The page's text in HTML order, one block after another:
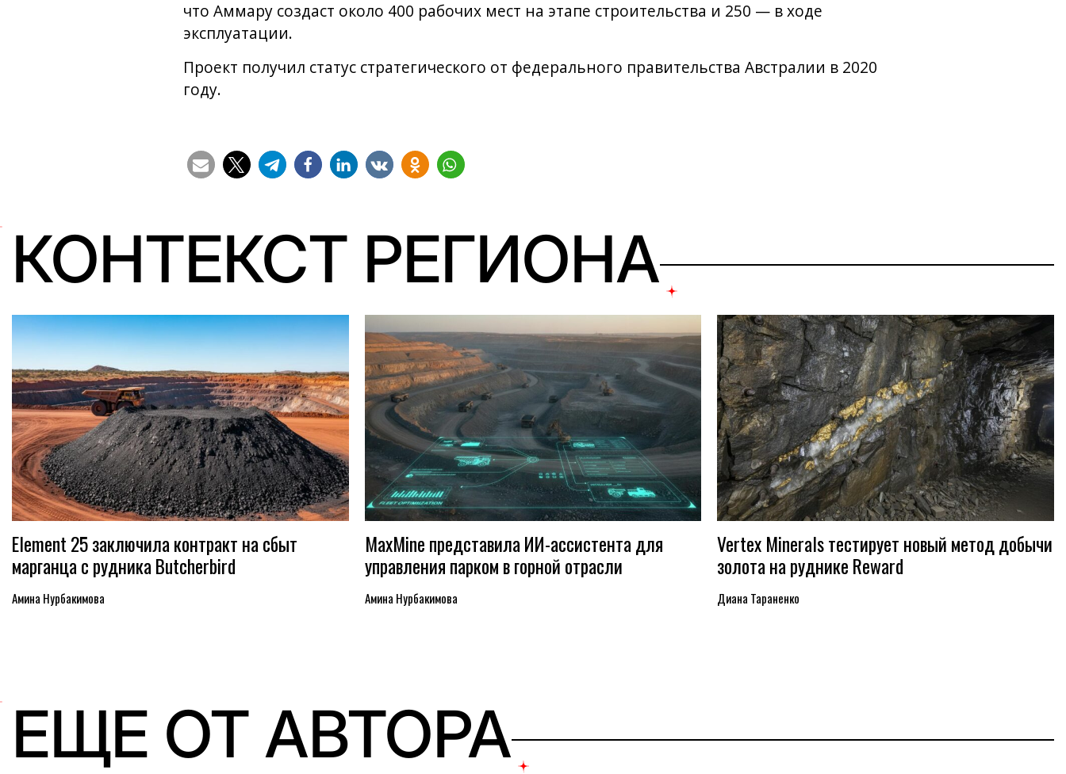
что Аммару создаст около 400 рабочих мест на этапе строительства и 250 — в ходе
эксплуатации.
Проект получил статус стратегического от федерального правительства Австралии в 2020
году.
КОНТЕКСТ РЕГИОНА
Element 25 заключила контракт на сбыт
марганца с рудника Butcherbird
Амина Нурбакимова
MaxMine представила ИИ-ассистента для
управления парком в горной отрасли
Амина Нурбакимова
Vertex Minerals тестирует новый метод добычи
золота на руднике Reward
Диана Тараненко
ЕЩЕ ОТ АВТОРА